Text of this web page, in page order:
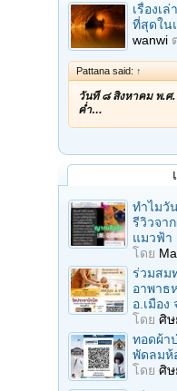
เรื่องเ
ที่สุดใน
wanwi
Pattana said: ↑
วันที่ ๘ สิงหาคม พ.ศ
ค่ำ…
ทำไมวั
รีวิวจา
แมวฟ้า
โดย
ร่วมสม
อาพาธ
อ.เมือง
โดย ศิษ
ทอดผ้า
พัดลมห้
โดย ศิษ